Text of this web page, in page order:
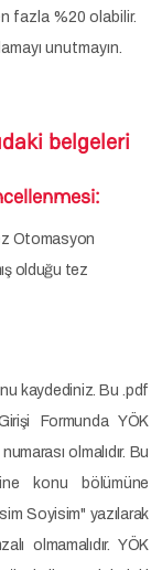
fazla %20 olabilir.
unutmayın.
belgeleri
Otomasyon
olduğu tez
kaydediniz. Bu .pdf
Formunda YÖK
olmalıdır. Bu
konu bölümüne
Soyisim" yazılarak
olmamalıdır. YÖK